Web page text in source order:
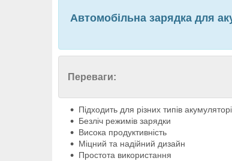
Автомобільна зарядка для
Переваги:
Підходить для різних типів
Безліч режимів зарядки
Висока продуктивність
Міцний та надійний дизайн
Простота використання